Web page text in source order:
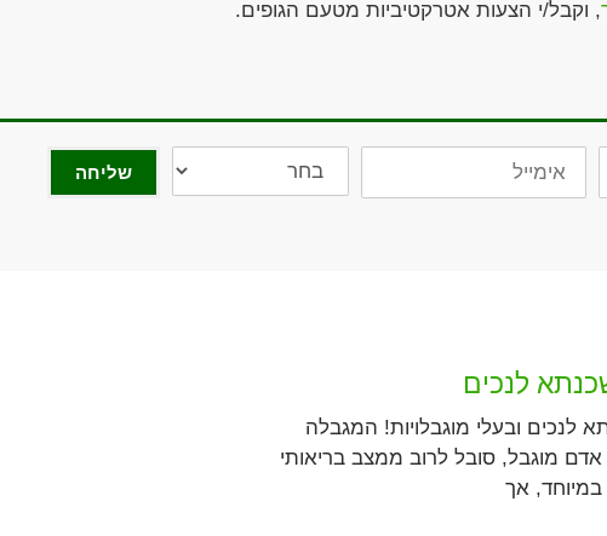
, וקבל/י הצעות אטרקטיביות מטעם הגופים.
אימייל
מתעניין
בביטוח
שליחה
לנכים
לנכים ובעלי מוגבלויות! המגבלה
אדם מוגבל, סובל לרוב ממצב בריאותי
במיוחד, אך